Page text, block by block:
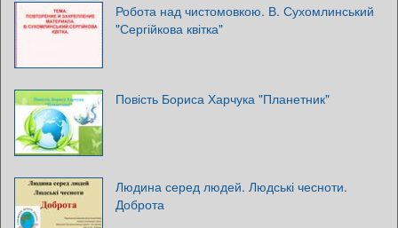
Робота над чистомовкою. В. Сухомлинський
"Сергійкова квітка"
Повість Бориса Харчука "Планетник"
Людина серед людей. Людські чесноти.
Доброта